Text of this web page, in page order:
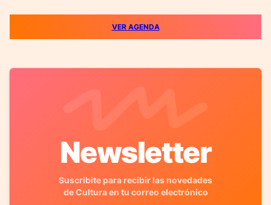
VER AGENDA
Newsletter
Suscribite para recibir las novedades
de Cultura en tu correo electrónico